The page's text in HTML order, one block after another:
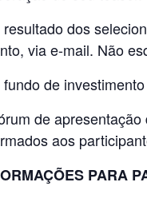
dos
via e-mail. Não
de
de
aos
PARA